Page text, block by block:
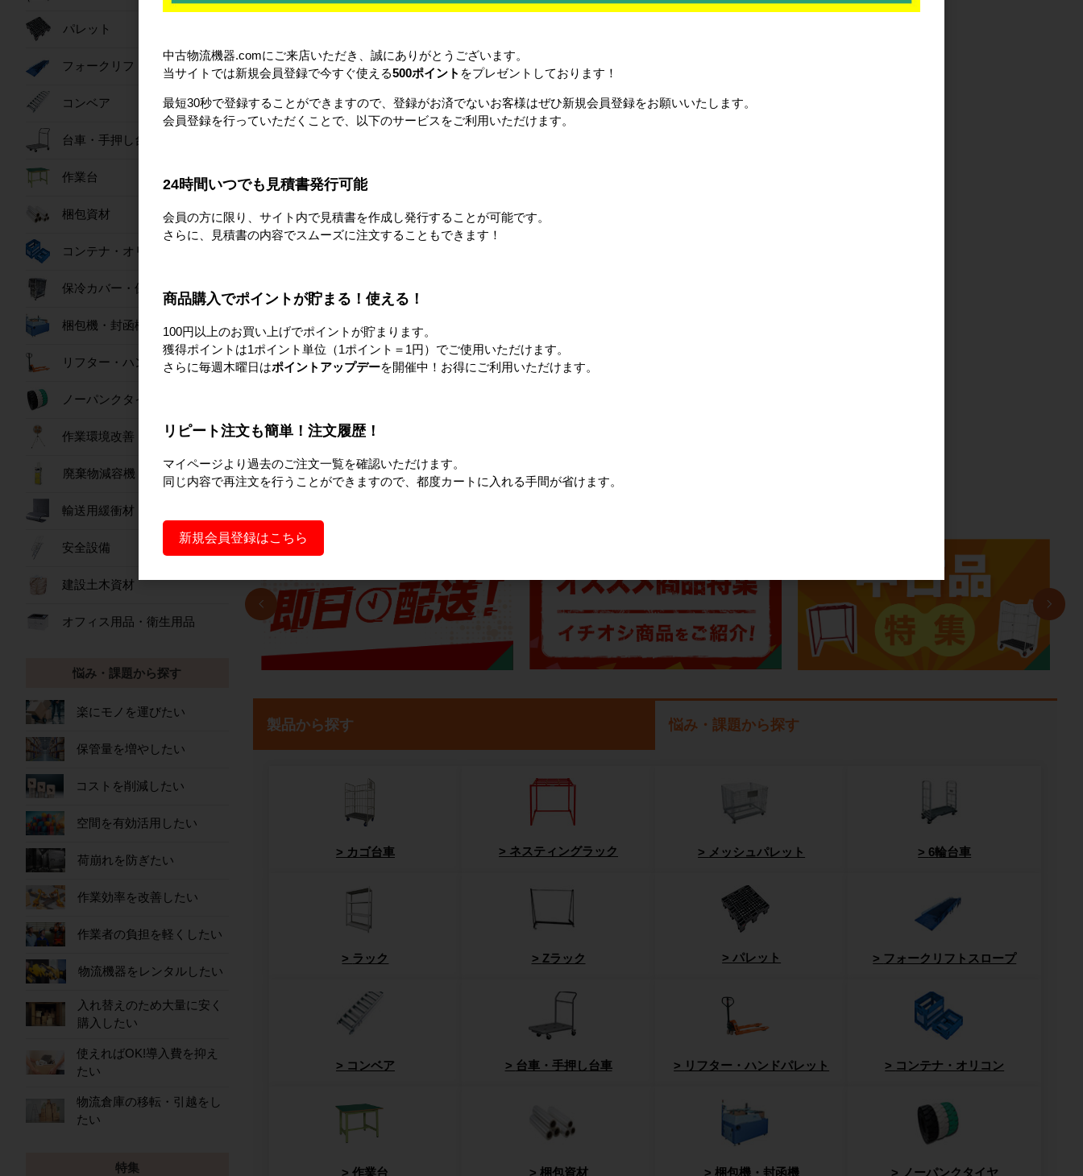
(上段の製品がずれて倒壊する可能性があります。)
嵌合商品サンテナーB#400上への段積みは不可
パワフル冷風扇 150L
COOL FAN SPOT mini ひえっ
ぴ～™
扇 80L
製品から探す 悩み・課題から探す
カゴ台車 ネスティングラック メッシュパレット 6輪台車
ラック Zラック パレット フォークリフトスロープ
コンベア 台車・手押し台車 リフター・ハンドパレット コンテナ・オリコン
作業台 梱包資材 梱包機・封函機 ノーパンクタイヤ
パレット
フォークリフトスロープ
コンベア
台車・手押し台車
作業台
梱包資材
コンテナ・オリコン
保冷カバー・保冷ボックス
梱包機・封函機
リフター・ハンドパレット
ノーパンクタイヤ
作業環境改善
廃棄物減容機
輸送用緩衝材
安全設備
建設土木資材
オフィス用品・衛生用品
悩み・課題から探す
楽にモノを運びたい
保管量を増やしたい
コストを削減したい
空間を有効活用したい
荷崩れを防ぎたい
作業効率を改善したい
作業者の負担を軽くしたい
物流機器をレンタルしたい
入れ替えのため大量に安く
購入したい
使えればOK!導入費を抑え
たい
物流倉庫の移転・引越をし
たい
特集
中古物流機器.comにご来店いただき、誠にありがとうございます。
当サイトでは新規会員登録で今すぐ使える500ポイント をプレゼントしております！
最短30秒で登録することができますので、登録がお済でないお客様はぜひ新規会員登録をお願いいたします。
会員登録を行っていただくことで、以下のサービスをご利用いただけます。
24時間いつでも見積書発行可能
会員の方に限り、サイト内で見積書を作成し発行することが可能です。
さらに、見積書の内容でスムーズに注文することもできます！
商品購入でポイントが貯まる！使える！
100円以上のお買い上げでポイントが貯まります。
獲得ポイントは1ポイント単位（1ポイント＝1円）でご使用いただけます。
さらに毎週木曜日はポイントアップデーを開催中！お得にご利用いただけます。
リピート注文も簡単！注文履歴！
マイページより過去のご注文一覧を確認いただけます。
同じ内容で再注文を行うことができますので、都度カートに入れる手間が省けます。
新規会員登録はこちら